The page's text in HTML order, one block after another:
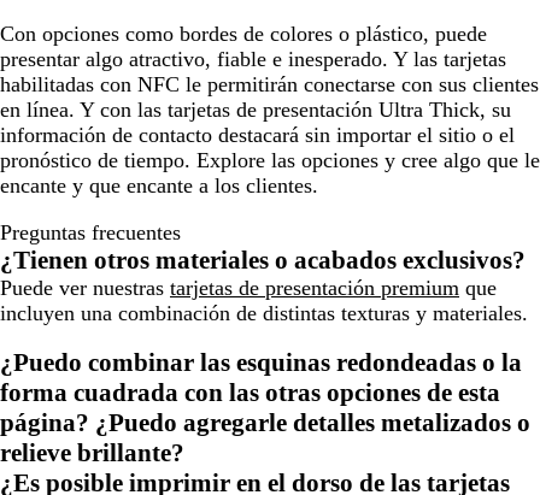
Con opciones como bordes de colores o plástico, puede
presentar algo atractivo, fiable e inesperado. Y las tarjetas
habilitadas con NFC le permitirán conectarse con sus clientes
en línea. Y con las tarjetas de presentación Ultra Thick, su
información de contacto destacará sin importar el sitio o el
pronóstico de tiempo. Explore las opciones y cree algo que le
encante y que encante a los clientes.
Preguntas frecuentes
¿Tienen otros materiales o acabados exclusivos?
Puede ver nuestras tarjetas de presentación premium que
incluyen una combinación de distintas texturas y materiales.
¿Puedo combinar las esquinas redondeadas o la
forma cuadrada con las otras opciones de esta
página? ¿Puedo agregarle detalles metalizados o
relieve brillante?
¿Es posible imprimir en el dorso de las tarjetas